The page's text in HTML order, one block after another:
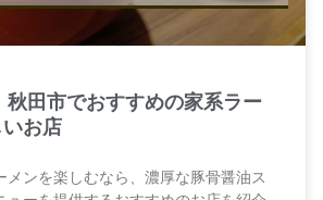
秋田市でおすすめの家系ラー
お店
メンを楽しむなら、濃厚な豚骨醤油ス